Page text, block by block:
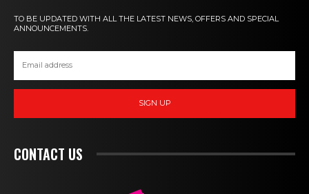
TO BE UPDATED WITH ALL THE LATEST NEWS, OFFERS AND SPECIAL
ANNOUNCEMENTS.
SIGN UP
CONTACT US